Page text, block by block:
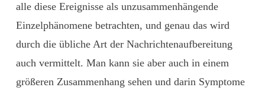
alle diese Ereignisse als unzusammenhängende
Einzelphänomene betrachten, und genau das wird
durch die übliche Art der Nachrichtenaufbereitung
auch vermittelt. Man kann sie aber auch in einem
größeren Zusammenhang sehen und darin Symptome